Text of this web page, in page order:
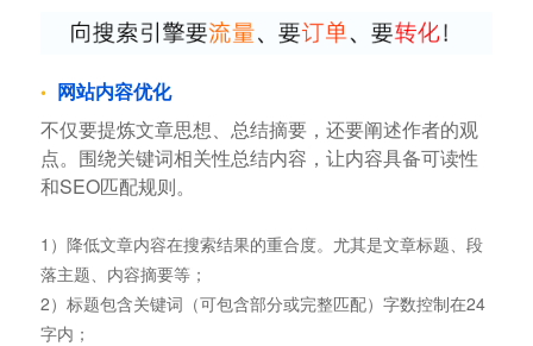
网站内容优化
不仅要提炼文章思想、总结摘要，还要阐述作者的观
点。围绕关键词相关性总结内容，让内容具备可读性
和SEO匹配规则。
1）降低文章内容在搜索结果的重合度。尤其是文章标题、段
落主题、内容摘要等；
2）标题包含关键词（可包含部分或完整匹配）字数控制在24
字内；